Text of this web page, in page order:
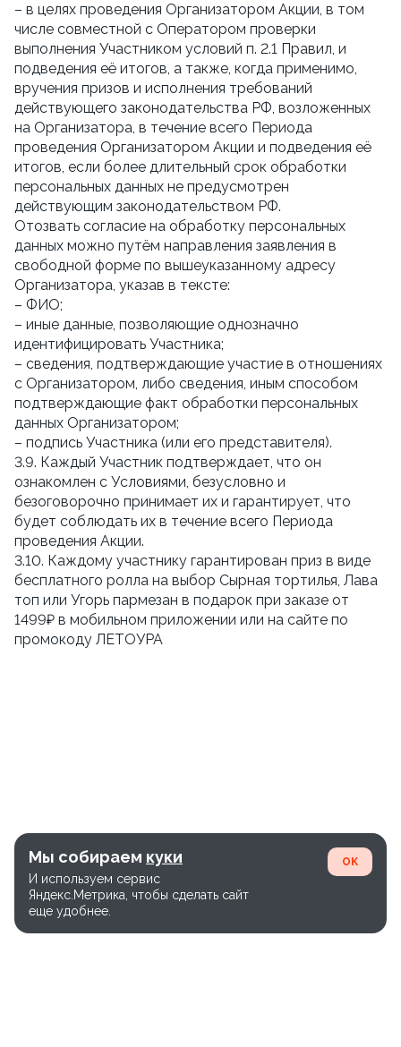
– в целях проведения Организатором Акции, в том
числе совместной с Оператором проверки
выполнения Участником условий п. 2.1 Правил, и
подведения её итогов, а также, когда применимо,
вручения призов и исполнения требований
действующего законодательства РФ, возложенных
на Организатора, в течение всего Периода
проведения Организатором Акции и подведения её
итогов, если более длительный срок обработки
персональных данных не предусмотрен
действующим законодательством РФ.
Отозвать согласие на обработку персональных
данных можно путём направления заявления в
свободной форме по вышеуказанному адресу
Организатора, указав в тексте:
– ФИО;
– иные данные, позволяющие однозначно
идентифицировать Участника;
– сведения, подтверждающие участие в отношениях
с Организатором, либо сведения, иным способом
подтверждающие факт обработки персональных
данных Организатором;
– подпись Участника (или его представителя).
3.9. Каждый Участник подтверждает, что он
ознакомлен с Условиями, безусловно и
безоговорочно принимает их и гарантирует, что
будет соблюдать их в течение всего Периода
проведения Акции.
3.10. Каждому участнику гарантирован приз в виде
бесплатного ролла на выбор Сырная тортилья, Лава
топ или Угорь пармезан в подарок при заказе от
1499₽ в мобильном приложении или на сайте по
промокоду ЛЕТОУРА
Мы собираем куки
И используем сервис
Яндекс.Метрика, чтобы сделать сайт
еще удобнее.
OK